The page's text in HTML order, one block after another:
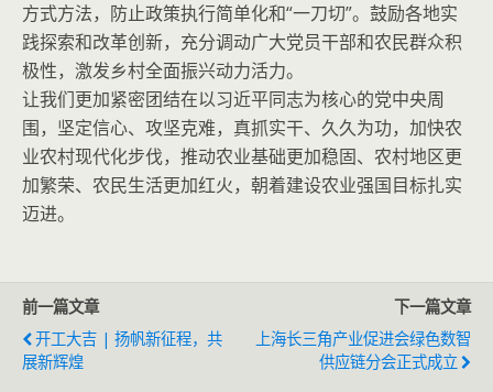
方式方法，防止政策执行简单化和“一刀切”。鼓励各地实
践探索和改革创新，充分调动广大党员干部和农民群众积
极性，激发乡村全面振兴动力活力。
让我们更加紧密团结在以习近平同志为核心的党中央周
围，坚定信心、攻坚克难，真抓实干、久久为功，加快农
业农村现代化步伐，推动农业基础更加稳固、农村地区更
加繁荣、农民生活更加红火，朝着建设农业强国目标扎实
迈进。
前一篇文章
开工大吉 | 扬帆新征程，共
展新辉煌
下一篇文章
上海长三角产业促进会绿色数智
供应链分会正式成立